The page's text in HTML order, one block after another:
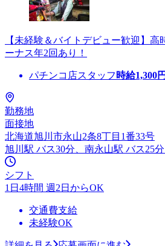
【未経験＆バイトデビュー歓迎】高
ーナス年2回あり！
パチンコ店スタッフ 時給1,300
勤務地
面接地
北海道旭川市永山2条8丁目1番33号
旭川駅 バス30分、南永山駅 バス25
シフト
1日4時間 週2日からOK
交通費支給
未経験OK